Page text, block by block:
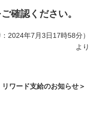
確認ください。
2024年7月3日17時58分）
より
ワード支給のお知らせ＞